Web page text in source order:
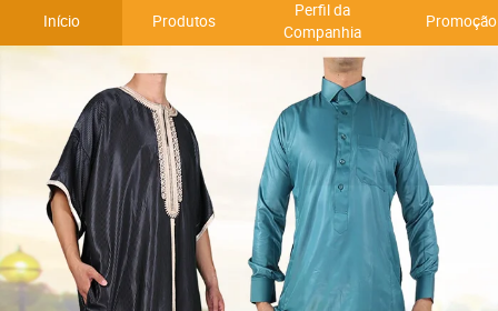
Início Produtos
Perfil da
Companhia
Promoção